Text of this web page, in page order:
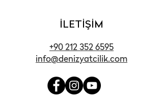
İLETİŞİM
+90 212 352 6595
info@denizyatcilik.com